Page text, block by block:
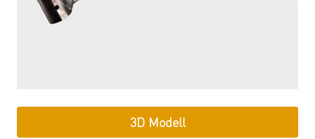
3D Modell